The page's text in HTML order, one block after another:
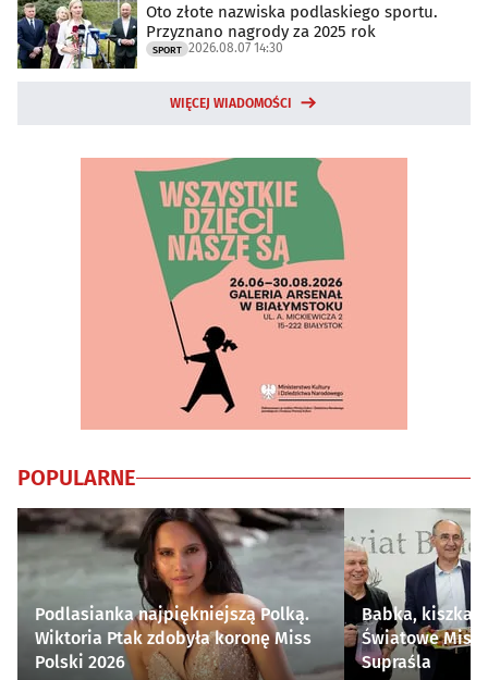
Oto złote nazwiska podlaskiego sportu.
Przyznano nagrody za 2025 rok
SPORT 2026.08.07 14:30
WIĘCEJ WIADOMOŚCI
POPULARNE
Podlasianka najpiękniejszą Polką.
Wiktoria Ptak zdobyła koronę Miss
Polski 2026
Babka, kiszka i
Światowe
Supraśla